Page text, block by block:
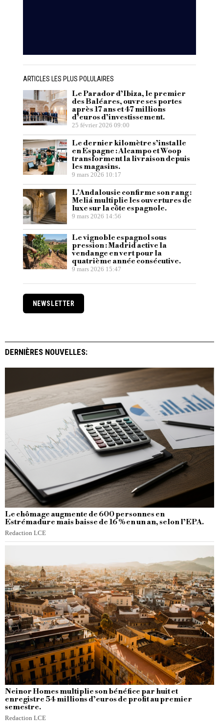
ARTICLES LES PLUS POLULAIRES
Le Parador d’Ibiza, le premier
des Baléares, ouvre ses portes
après 17 ans et 47 millions
d’euros d’investissement.
25 février 2026 09:00
Le dernier kilomètre s’installe
en Espagne : Alcampo et Woop
transforment la livraison depuis
les magasins.
9 mars 2026 10:17
L’Andalousie confirme son rang :
Meliá multiplie les ouvertures de
luxe sur la côte espagnole.
9 mars 2026 14:56
Le vignoble espagnol sous
pression : Madrid active la
vendange en vert pour la
quatrième année consécutive.
9 mars 2026 15:47
NEWSLETTER
DERNIÈRES NOUVELLES:
Le chômage augmente de 600 personnes en
Estrémadure mais baisse de 16 % en un an, selon l’EPA.
Redaction LCE
Neinor Homes multiplie son bénéfice par huit et
enregistre 54 millions d’euros de profit au premier
semestre.
Redaction LCE